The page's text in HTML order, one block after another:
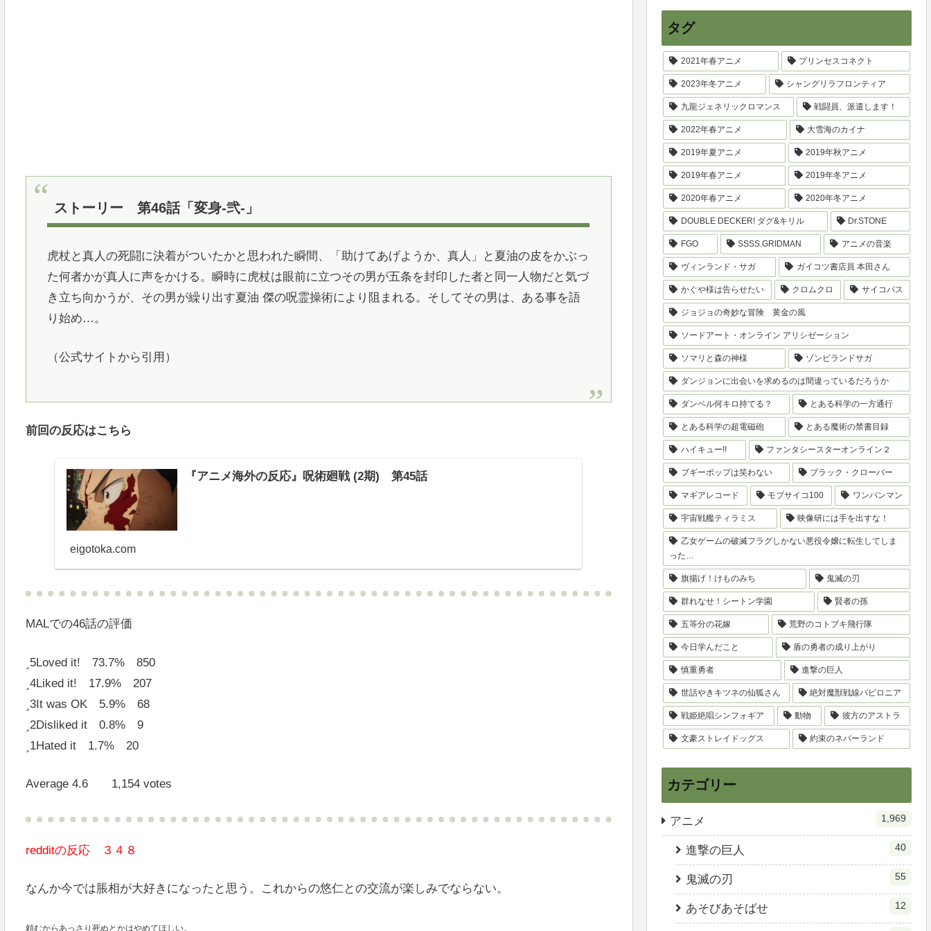
ストーリー 第46話「変身-弐-」
虎杖と真人の死闘に決着がついたかと思われた瞬間、「助けてあげようか、真人」と夏油の皮をかぶっ
た何者かが真人に声をかける。瞬時に虎杖は眼前に立つその男が五条を封印した者と同一人物だと気づ
き立ち向かうが、その男が繰り出す夏油 傑の呪霊操術により阻まれる。そしてその男は、ある事を語
り始め…。
（公式サイトから引用）
前回の反応はこちら
『アニメ海外の反応』呪術廻戦 (2期) 第45話
eigotoka.com
MALでの46話の評価
5Loved it! 73.7% 850
4Liked it! 17.9% 207
3It was OK 5.9% 68
2Disliked it 0.8% 9
1Hated it 1.7% 20
Average 4.6 1,154 votes
redditの反応 ３４８
なんか今では脹相が大好きになったと思う。これからの悠仁との交流が楽しみでならない。
頼むからあっさり死ぬとかはやめてほしい。
タグ
2021年春アニメ プリンセスコネクト
2023年冬アニメ シャングリラフロンティア
九龍ジェネリックロマンス 戦闘員、派遣します！
2022年春アニメ 大雪海のカイナ
2019年夏アニメ 2019年秋アニメ
2019年春アニメ 2019年冬アニメ
2020年春アニメ 2020年冬アニメ
DOUBLE DECKER! ダグ&キリル Dr.STONE
FGO SSSS.GRIDMAN アニメの音楽
ヴィンランド・サガ ガイコツ書店員 本田さん
かぐや様は告らせたい クロムクロ サイコパス
ジョジョの奇妙な冒険 黄金の風
ソードアート・オンライン アリシゼーション
ソマリと森の神様 ゾンビランドサガ
ダンジョンに出会いを求めるのは間違っているだろうか
ダンベル何キロ持てる？ とある科学の一方通行
とある科学の超電磁砲 とある魔術の禁書目録
ハイキュー!! ファンタシースターオンライン２
ブギーポップは笑わない ブラック・クローバー
マギアレコード モブサイコ100 ワンパンマン
宇宙戦艦ティラミス 映像研には手を出すな！
乙女ゲームの破滅フラグしかない悪役令嬢に転生してしま
った…
旗揚げ！けものみち 鬼滅の刃
群れなせ！シートン学園 賢者の孫
五等分の花嫁 荒野のコトブキ飛行隊
今日学んだこと 盾の勇者の成り上がり
慎重勇者 進撃の巨人
世話やきキツネの仙狐さん 絶対魔獣戦線バビロニア
戦姫絶唱シンフォギア 動物 彼方のアストラ
文豪ストレイドッグス 約束のネバーランド
カテゴリー
アニメ 1,969
進撃の巨人 40
鬼滅の刃 55
あそびあそばせ 12